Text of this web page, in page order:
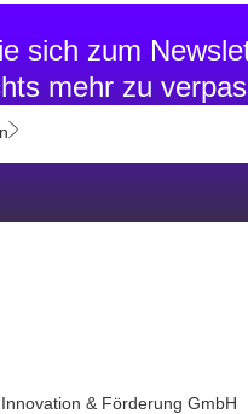
sich zum
mehr zu
& Förderung GmbH